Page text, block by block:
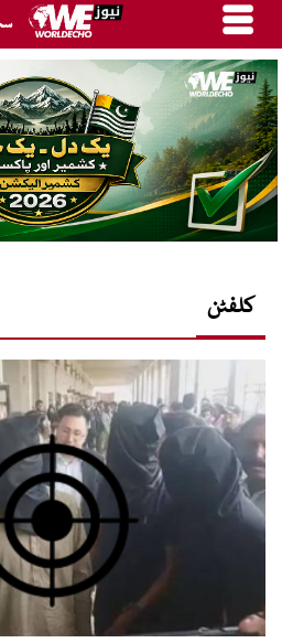
کلفٹن